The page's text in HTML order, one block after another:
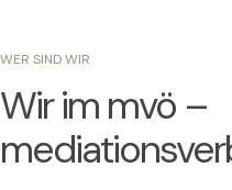
WER SIND WIR
Wir im mvö –